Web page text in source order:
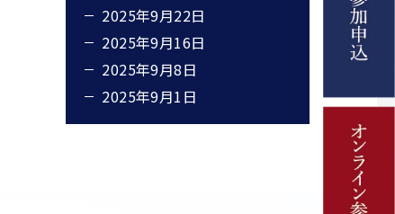
2025年9月22日
2025年9月16日
2025年9月8日
2025年9月1日